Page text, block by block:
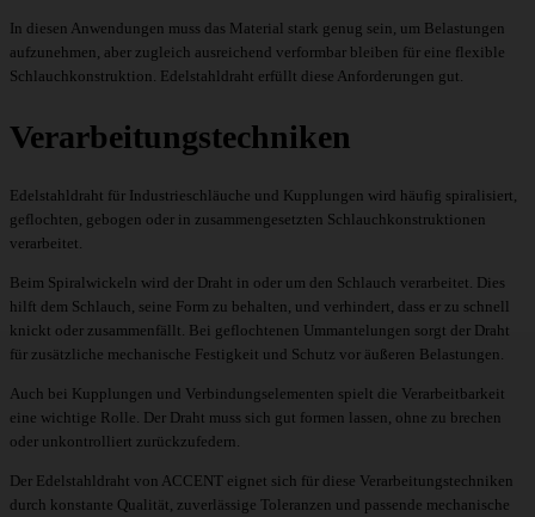
In diesen Anwendungen muss das Material stark genug sein, um Belastungen
aufzunehmen, aber zugleich ausreichend verformbar bleiben für eine flexible
Schlauchkonstruktion. Edelstahldraht erfüllt diese Anforderungen gut.
Verarbeitungstechniken
Edelstahldraht für Industrieschläuche und Kupplungen wird häufig spiralisiert,
geflochten, gebogen oder in zusammengesetzten Schlauchkonstruktionen
verarbeitet.
Beim Spiralwickeln wird der Draht in oder um den Schlauch verarbeitet. Dies
hilft dem Schlauch, seine Form zu behalten, und verhindert, dass er zu schnell
knickt oder zusammenfällt. Bei geflochtenen Ummantelungen sorgt der Draht
für zusätzliche mechanische Festigkeit und Schutz vor äußeren Belastungen.
Auch bei Kupplungen und Verbindungselementen spielt die Verarbeitbarkeit
eine wichtige Rolle. Der Draht muss sich gut formen lassen, ohne zu brechen
oder unkontrolliert zurückzufedern.
Der Edelstahldraht von ACCENT eignet sich für diese Verarbeitungstechniken
durch konstante Qualität, zuverlässige Toleranzen und passende mechanische